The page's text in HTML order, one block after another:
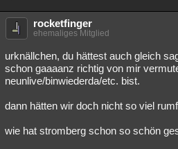
rocketfinger
ehemaliges Mitglied
urknällchen, du hättest auch gleich
schon gaaaanz richtig von mir
neunlive/binwiederda/etc. bist.
dann hätten wir doch nicht so viel
wie hat stromberg schon so schön